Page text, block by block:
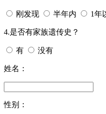
刚发现 半年内 1年
4.是否有家族遗传史？
有 没有
姓名：
性别：